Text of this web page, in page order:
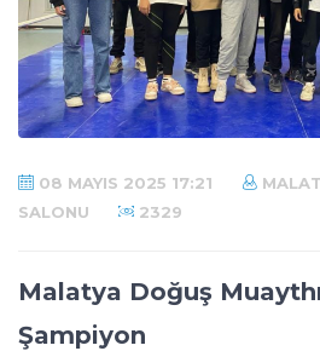
08 MAYIS 2025 17:21
SALONU
2329
Malatya Doğuş Muaythı
Şampiyon